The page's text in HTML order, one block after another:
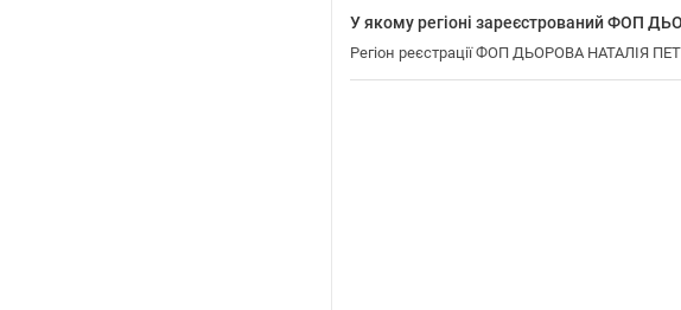
У якому регіоні зареєстрований ФОП
Регіон реєстрації ФОП ДЬОРОВА НАТАЛІЯ